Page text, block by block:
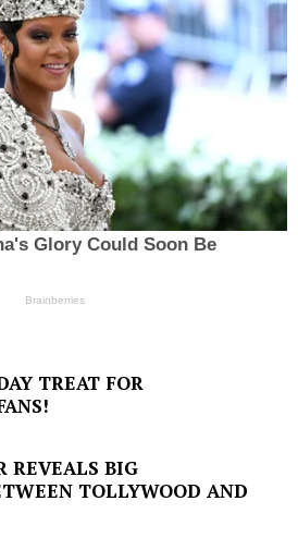
TREAT FOR
REVEALS BIG
TOLLYWOOD AND